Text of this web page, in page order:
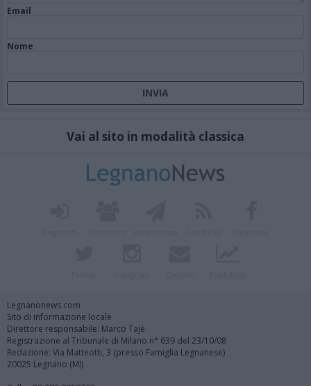
Email
Nome
Vai al sito in modalità classica
Legnanonews.com
Sito di informazione locale
Direttore responsabile: Marco Tajè
Registrazione al Tribunale di Milano n° 639 del 23/10/08
Redazione: Via Matteotti, 3 (presso Famiglia Legnanese)
20025 Legnano (MI)